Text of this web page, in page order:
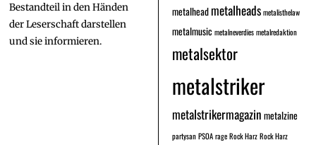
Bestandteil in den Händen
der Leserschaft darstellen
und sie informieren.
metalhead metalheadsmetalisthelaw
metalmusic metalneverdiesmetalredaktion
metalsektor
metalstriker
metalstrikermagazin metalzine
partysanPSOArageRock HarzRock Harz